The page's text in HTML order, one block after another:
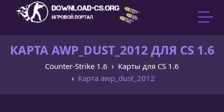
КАРТА AWP_DUST_2012 ДЛЯ CS 1.6
Counter-Strike 1.6
Карты для CS 1.6
Карта awp_dust_2012